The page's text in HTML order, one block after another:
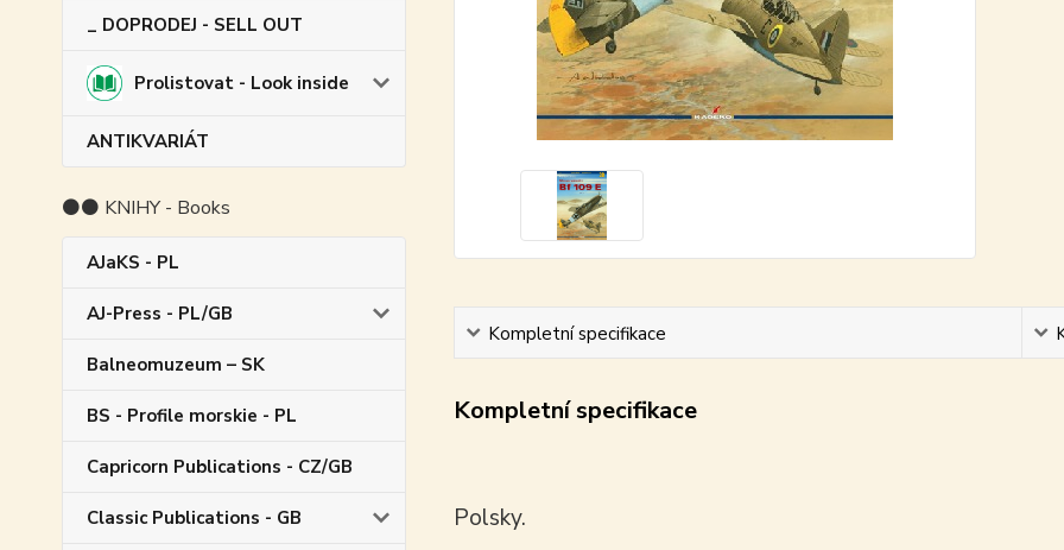
_ DOPRODEJ - SELL OUT
Prolistovat - Look inside
ANTIKVARIÁT
⚫⚫ KNIHY - Books
AJaKS - PL
AJ-Press - PL/GB
Balneomuzeum – SK
BS - Profile morskie - PL
Capricorn Publications - CZ/GB
Classic Publications - GB
Kompletní specifikace
Kompletní specifikace
Polsky.